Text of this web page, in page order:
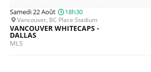
Samedi 22 Août
18h30
Vancouver, BC Place Stadium
VANCOUVER WHITECAPS -
DALLAS
MLS